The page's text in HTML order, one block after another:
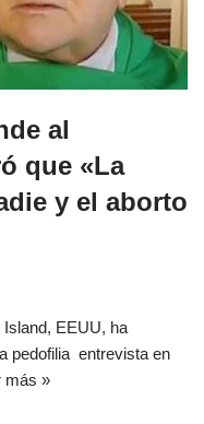
al
que «La
y el aborto
EEUU, ha
pedofilia entrevista en
más »